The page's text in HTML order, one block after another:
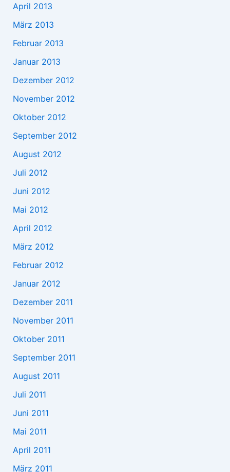
April 2013
März 2013
Februar 2013
Januar 2013
Dezember 2012
November 2012
Oktober 2012
September 2012
August 2012
Juli 2012
Juni 2012
Mai 2012
April 2012
März 2012
Februar 2012
Januar 2012
Dezember 2011
November 2011
Oktober 2011
September 2011
August 2011
Juli 2011
Juni 2011
Mai 2011
April 2011
März 2011